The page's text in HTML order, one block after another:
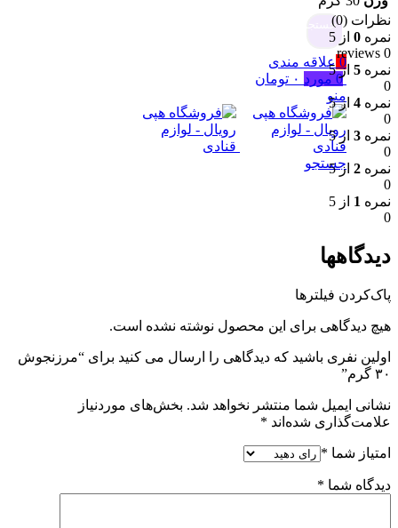
جستجو
0 علاقه مندی
0 مورد ۰ تومان
منو
جستجو
نظرات (0)
نمره 0 از 5
0 reviews
نمره 5 از 5
0
نمره 4 از 5
0
نمره 3 از 5
0
نمره 2 از 5
0
نمره 1 از 5
0
دیدگاهها
پاک‌کردن فیلترها
هیچ دیدگاهی برای این محصول نوشته نشده است.
اولین نفری باشید که دیدگاهی را ارسال می کنید برای “مرزنجوش
۳۰ گرم”
نشانی ایمیل شما منتشر نخواهد شد. بخش‌های موردنیاز
علامت‌گذاری شده‌اند *
امتیاز شما *
دیدگاه شما *